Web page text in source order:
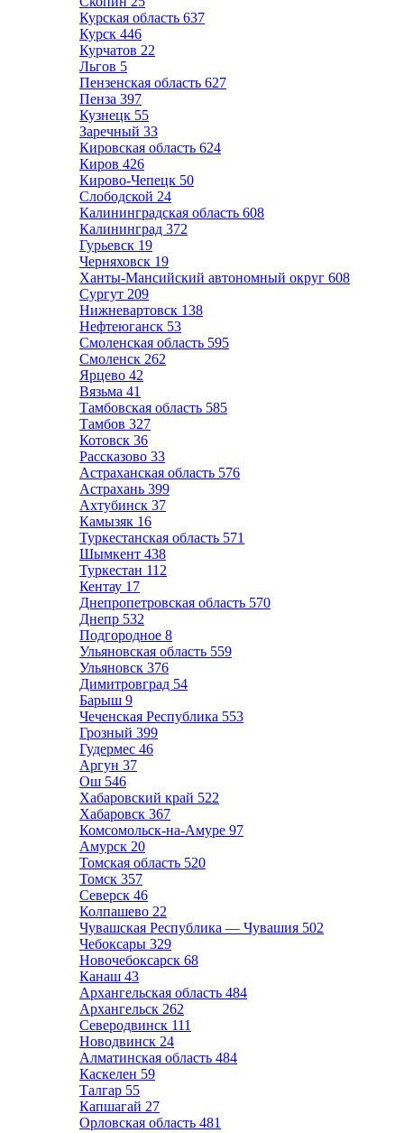
Курская область 637
Курск 446
Курчатов 22
Льгов 5
Пензенская область 627
Пенза 397
Кузнецк 55
Заречный 33
Кировская область 624
Киров 426
Кирово-Чепецк 50
Слободской 24
Калининградская область 608
Калининград 372
Гурьевск 19
Черняховск 19
Ханты-Мансийский автономный округ 608
Сургут 209
Нижневартовск 138
Нефтеюганск 53
Смоленская область 595
Смоленск 262
Ярцево 42
Вязьма 41
Тамбовская область 585
Тамбов 327
Котовск 36
Рассказово 33
Астраханская область 576
Астрахань 399
Ахтубинск 37
Камызяк 16
Туркестанская область 571
Шымкент 438
Туркестан 112
Кентау 17
Днепропетровская область 570
Днепр 532
Подгородное 8
Ульяновская область 559
Ульяновск 376
Димитровград 54
Барыш 9
Чеченская Республика 553
Грозный 399
Гудермес 46
Аргун 37
Ош 546
Хабаровский край 522
Хабаровск 367
Комсомольск-на-Амуре 97
Амурск 20
Томская область 520
Томск 357
Северск 46
Колпашево 22
Чувашская Республика — Чувашия 502
Чебоксары 329
Новочебоксарск 68
Канаш 43
Архангельская область 484
Архангельск 262
Северодвинск 111
Новодвинск 24
Алматинская область 484
Каскелен 59
Талгар 55
Капшагай 27
Орловская область 481